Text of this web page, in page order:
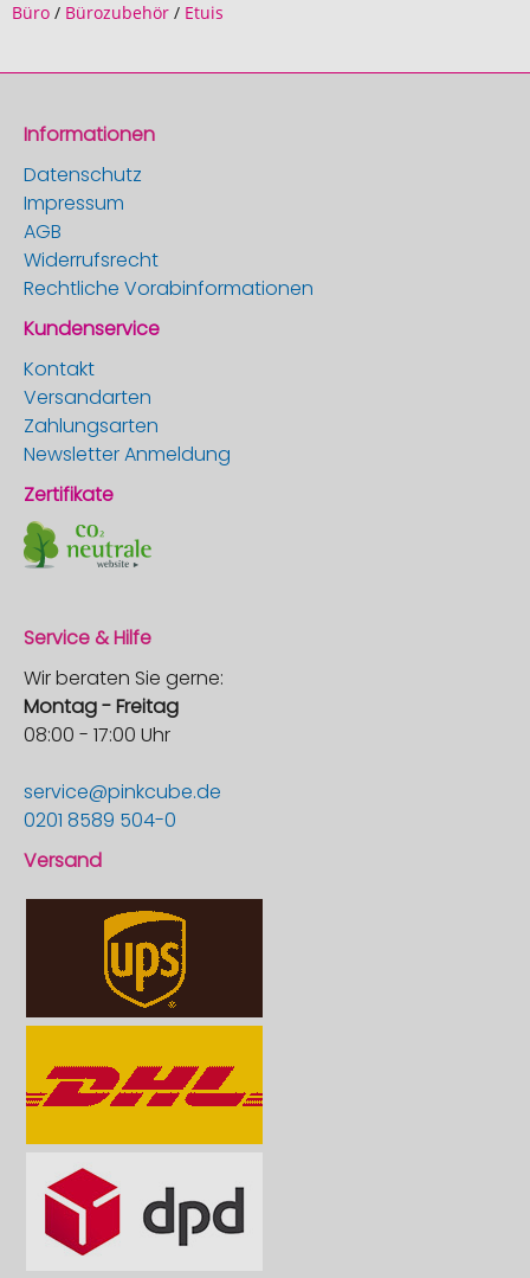
Büro / Bürozubehör / Etuis
Informationen
Datenschutz
Impressum
AGB
Widerrufsrecht
Rechtliche Vorabinformationen
Kundenservice
Kontakt
Versandarten
Zahlungsarten
Newsletter Anmeldung
Zertifikate
Service & Hilfe
Wir beraten Sie gerne:
Montag - Freitag
08:00 - 17:00 Uhr
service@pinkcube.de
0201 8589 504-0
Versand